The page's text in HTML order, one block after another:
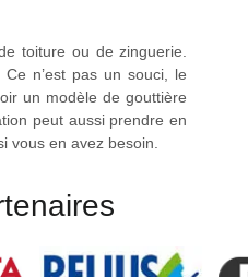
toiture ou de zinguerie.
n’est pas un souci, le
un modèle de gouttière
peut aussi prendre en
vous en avez besoin.